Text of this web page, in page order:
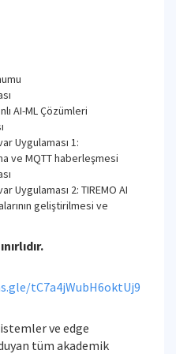
AI-ML Çözümleri
Uygulaması 1:
ve MQTT haberleşmesi
Uygulaması 2: TIREMO AI
geliştirilmesi ve
tC7a4jWubH6oktUj9
ve edge
tüm akademik